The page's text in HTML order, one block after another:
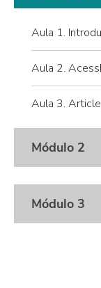
Aula 1.
Aula 2.
Aula 3.
Módulo 2
Módulo 3